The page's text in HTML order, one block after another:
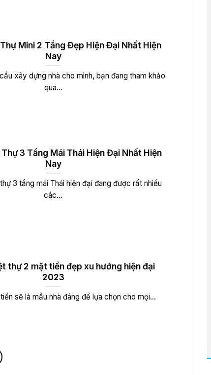
Mini 2 Tầng Đẹp Hiện Đại Nhất Hiện
Nay
xây dựng nhà cho mình, bạn đang tham khảo
qua...
3 Tầng Mái Thái Hiện Đại Nhất Hiện
Nay
3 tầng mái Thái hiện đại đang được rất nhiều
các...
thự 2 mặt tiền đẹp xu hướng hiện đại
2023
sẽ là mẫu nhà đáng để lựa chọn cho mọi...